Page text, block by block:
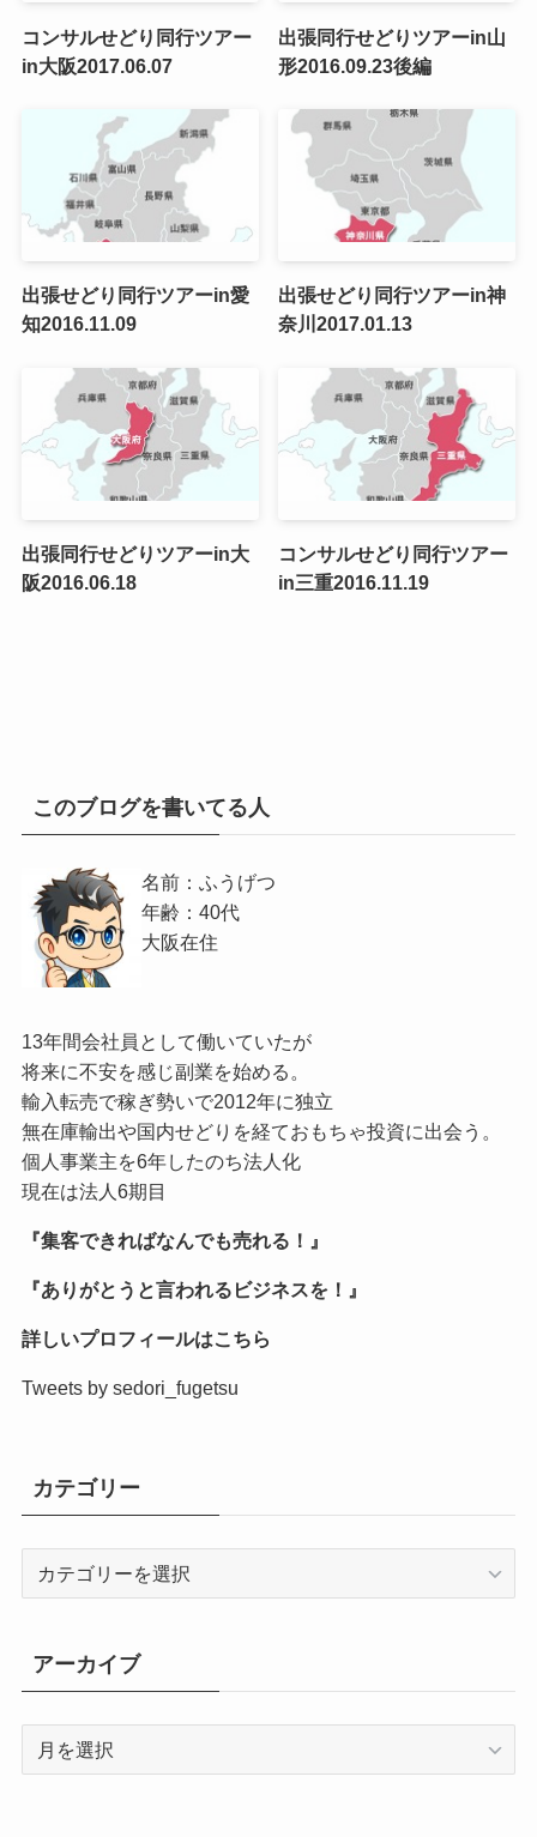
コンサルせどり同行ツアー
in大阪2017.06.07
出張同行せどりツアーin山
形2016.09.23後編
出張せどり同行ツアーin愛
知2016.11.09
出張せどり同行ツアーin神
奈川2017.01.13
出張同行せどりツアーin大
阪2016.06.18
コンサルせどり同行ツアー
in三重2016.11.19
このブログを書いてる人
名前：ふうげつ
年齢：40代
大阪在住
13年間会社員として働いていたが
将来に不安を感じ副業を始める。
輸入転売で稼ぎ勢いで2012年に独立
無在庫輸出や国内せどりを経ておもちゃ投資に出会う。
個人事業主を6年したのち法人化
現在は法人6期目
『集客できればなんでも売れる！』
『ありがとうと言われるビジネスを！』
詳しいプロフィールはこちら
Tweets by sedori_fugetsu
カテゴリー
リ
ー
アーカイブ